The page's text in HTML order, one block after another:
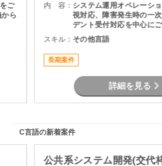
ご
ら
内 容： システム運用オペレーシ
視対応、障害発生時の一
デント受付対応を中心に
す。定型的な運用作業や
問題発生時の上位者連絡
えるポジションです。IT業
も、社会人としての基本
す。
スキル： その他言語
長期案件
詳細を見る
C言語の新着案件
公共系システム開発(交代